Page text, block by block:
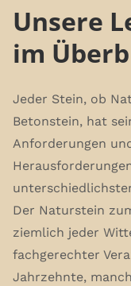
Unsere
im
Jeder Stein, ob
Betonstein, hat
Anforderungen
Der Naturstein
ziemlich jeder
fachgerechter
Jahrzehnte,